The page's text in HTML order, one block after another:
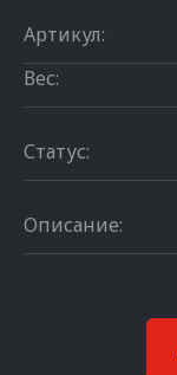
Артикул:
Вес:
Статус:
Описание: